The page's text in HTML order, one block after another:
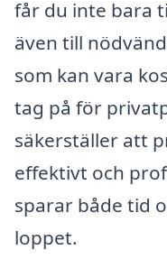
får du inte bara
även till
som kan vara
tag på för
säkerställer att
effektivt och
sparar både tid
loppet.